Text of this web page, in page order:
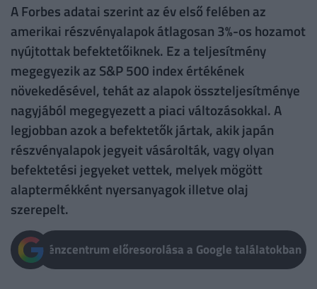
A Forbes adatai szerint az év első felében az
amerikai részvényalapok átlagosan 3%-os hozamot
nyújtottak befektetőiknek. Ez a teljesítmény
megegyezik az S&P 500 index értékének
növekedésével, tehát az alapok összteljesítménye
nagyjából megegyezett a piaci változásokkal. A
legjobban azok a befektetők jártak, akik japán
részvényalapok jegyeit vásárolták, vagy olyan
befektetési jegyeket vettek, melyek mögött
alaptermékként nyersanyagok illetve olaj
szerepelt.
Pénzcentrum előresorolása a Google találatokban